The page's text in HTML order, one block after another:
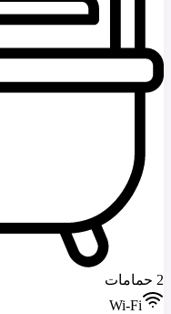
2 حمامات
Wi-Fi